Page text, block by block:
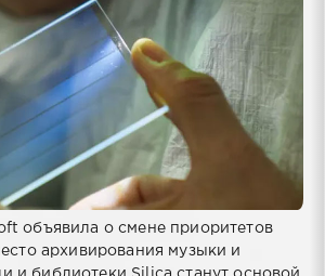
объявила о смене приоритетов
архивирования музыки и